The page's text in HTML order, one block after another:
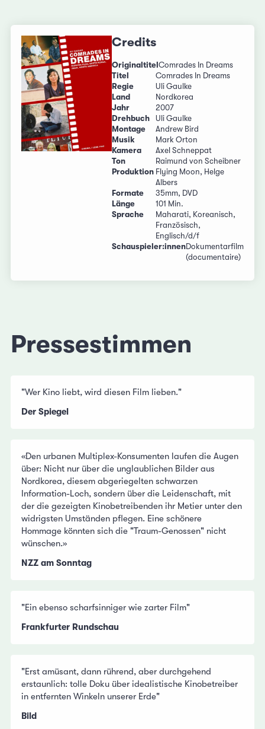
Credits
OriginaltitelComrades In Dreams
Titel
Comrades In Dreams
Regie
Uli Gaulke
Land
Nordkorea
Jahr
2007
Drehbuch
Uli Gaulke
Montage
Andrew Bird
Musik
Mark Orton
Kamera
Axel Schneppat
Ton
Raimund von Scheibner
Produktion Flying Moon, Helge
Albers
Formate
35mm, DVD
Länge
101 Min.
Sprache
Maharati, Koreanisch,
Französisch,
Englisch/d/f
Schauspieler:innenDokumentarfilm
(documentaire)
Pressestimmen
"Wer Kino liebt, wird diesen Film lieben."
Der Spiegel
«Den urbanen Multiplex-Konsumenten laufen die Augen
über: Nicht nur über die unglaublichen Bilder aus
Nordkorea, diesem abgeriegelten schwarzen
Information-Loch, sondern über die Leidenschaft, mit
der die gezeigten Kinobetreibenden ihr Metier unter den
widrigsten Umständen pflegen. Eine schönere
Hommage könnten sich die "Traum-Genossen" nicht
wünschen.»
NZZ am Sonntag
"Ein ebenso scharfsinniger wie zarter Film"
Frankfurter Rundschau
"Erst amüsant, dann rührend, aber durchgehend
erstaunlich: tolle Doku über idealistische Kinobetreiber
in entfernten Winkeln unserer Erde"
Bild